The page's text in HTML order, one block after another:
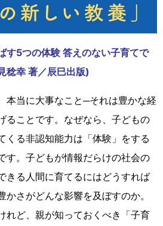
す5つの体験 答えのない子育てで
稔幸 著／辰巳出版)
本当に大事なこと─それは豊かな経
ることです。なぜなら、子どもの
くる非認知能力は「体験」をする
す。子どもが情報だらけの社会の
きる人間に育てるにはどうすれば
かさがどんな影響を及ぼすのか。
れど、親が知っておくべき「子育